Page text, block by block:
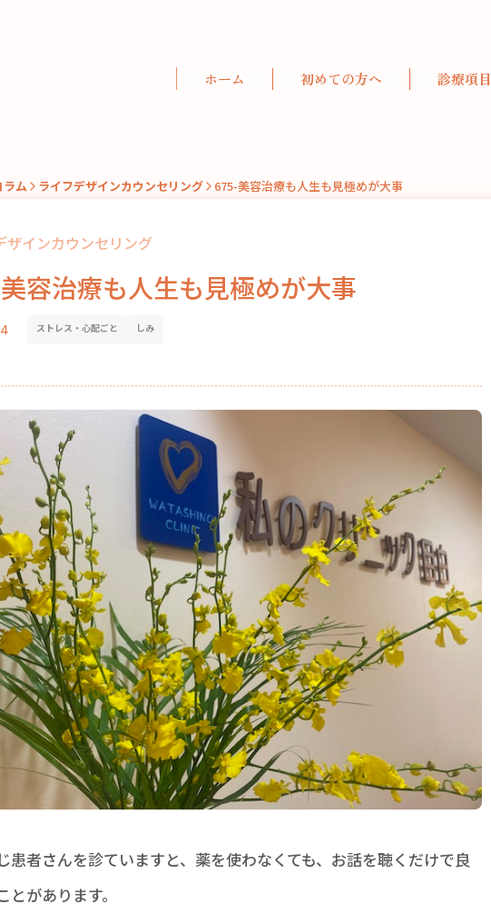
ホーム 初めての方へ 診療項目
ラム ライフデザインカウンセリング 675-美容治療も人生も見極めが大事
ザインカウンセリング
容治療も人生も見極めが大事
ストレス・心配ごと しみ
患者さんを診ていますと、薬を使わなくても、お話を聴くだけで良
とがあります。